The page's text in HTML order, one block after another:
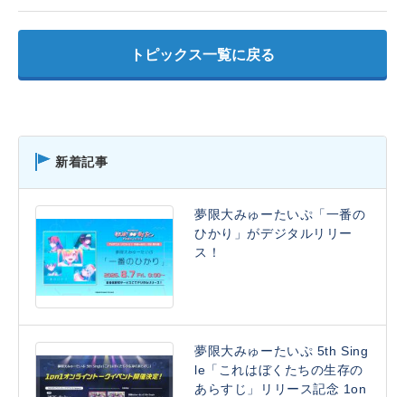
トピックス一覧に戻る
新着記事
夢限大みゅーたいぷ「一番の
ひかり」がデジタルリリー
ス！
夢限大みゅーたいぷ 5th Sing
le「これはぼくたちの生存の
あらすじ」リリース記念 1on